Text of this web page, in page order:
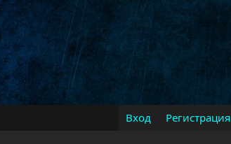
Вход Регистрация